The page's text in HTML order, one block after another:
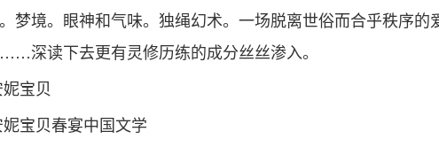
梦境。眼神和气味。独绳幻术。一场脱离世俗而合乎秩序的
深读下去更有灵修历练的成分丝丝渗入。
宝贝
宝贝春宴中国文学